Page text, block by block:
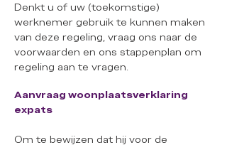
Denkt u of uw (toekomstige)
werknemer gebruik te kunnen maken
van deze regeling, vraag ons naar de
voorwaarden en ons stappenplan om
regeling aan te vragen.
Aanvraag woonplaatsverklaring
expats
Om te bewijzen dat hij voor de